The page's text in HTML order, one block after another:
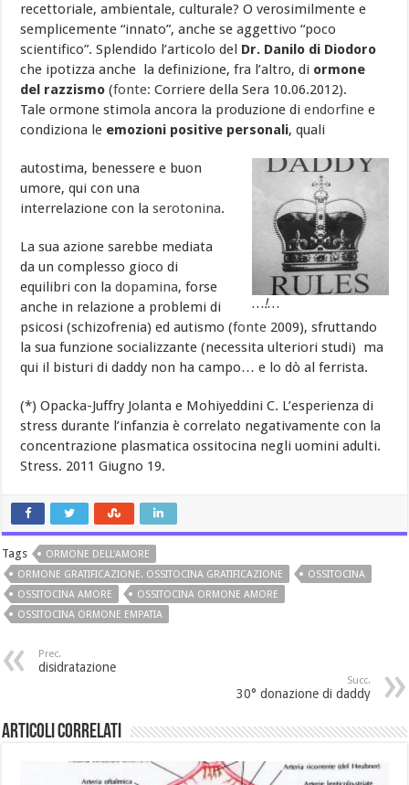
recettoriale, ambientale, culturale? O verosimilmente e
semplicemente “innato”, anche se aggettivo “poco
scientifico”. Splendido l’articolo del Dr. Danilo di Diodoro
che ipotizza anche la definizione, fra l’altro, di ormone
del razzismo (fonte: Corriere della Sera 10.06.2012).
Tale ormone stimola ancora la produzione diendorfine e
condiziona le emozioni positive personali, quali
…!…
autostima, benessere e buon
umore, qui con una
interrelazione con laserotonina.
La sua azione sarebbe mediata
da un complesso gioco di
equilibri con ladopamina, forse
anche in relazione a problemi di
psicosi (schizofrenia) ed autismo (fonte 2009), sfruttando
la sua funzione socializzante (necessita ulteriori studi) ma
qui il bisturi di daddy non ha campo… e lo dò al ferrista.
(*) Opacka-Juffry Jolanta e Mohiyeddini C. L’esperienza di
stress durante l’infanzia è correlato negativamente con la
concentrazione plasmatica ossitocina negli uomini adulti.
Stress. 2011 Giugno 19.
Tags
ORMONE DELL'AMORE
ORMONE GRATIFICAZIONE. OSSITOCINA GRATIFICAZIONE
OSSITOCINA
OSSITOCINA AMORE
OSSITOCINA ORMONE AMORE
OSSITOCINA ORMONE EMPATIA
Prec.
disidratazione
Succ.
30° donazione di daddy
Articoli Correlati